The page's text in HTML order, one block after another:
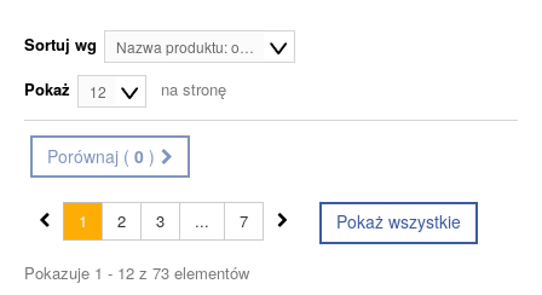
Sortuj wg
Pokaż 12 na stronę
Porównaj ( 0 )
Pokaż wszystkie
1 2 3 ... 7
Pokazuje 1 - 12 z 73 elementów